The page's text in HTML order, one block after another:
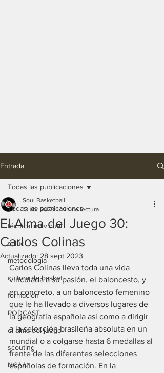
Entrada
Todas las publicaciones
técnica individual
salud
metodología
cultura de basket
formación
PODCAST
el alma del juego
scouting
NCAA
Todas las publicaciones
El Alma del Juego 30:
Carlos Colinas
Soul Basketball
13 abr 2023 1 min de lectura
Actualizado: 28 sept 2023
Carlos Colinas lleva toda una vida
vinculada a su pasión, el baloncesto, y
en concreto, a un baloncesto femenino
que le ha llevado a diversos lugares de
la geografía española así como a dirigir
a la selección brasileña absoluta en un
mundial o a colgarse hasta 6 medallas al
frente de las diferentes selecciones
españolas de formación. En la